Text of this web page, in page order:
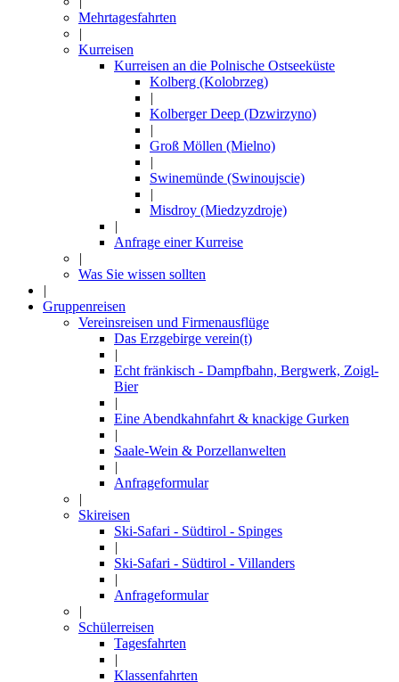
Mehrtagesfahrten
|
Kurreisen
Kurreisen an die Polnische Ostseeküste
Kolberg (Kolobrzeg)
|
Kolberger Deep (Dzwirzyno)
|
Groß Möllen (Mielno)
|
Swinemünde (Swinoujscie)
|
Misdroy (Miedzyzdroje)
|
Anfrage einer Kurreise
|
Was Sie wissen sollten
|
Gruppenreisen
Vereinsreisen und Firmenausflüge
Das Erzgebirge verein(t)
|
Echt fränkisch - Dampfbahn, Bergwerk, Zoigl-
Bier
|
Eine Abendkahnfahrt & knackige Gurken
|
Saale-Wein & Porzellanwelten
|
Anfrageformular
|
Skireisen
Ski-Safari - Südtirol - Spinges
|
Ski-Safari - Südtirol - Villanders
|
Anfrageformular
|
Schülerreisen
Tagesfahrten
|
Klassenfahrten